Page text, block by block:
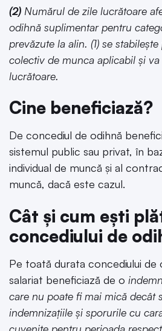
(2) Numărul de zile lucrătoare
odihnă suplimentar pentru
prevăzute la alin. (1) se
colectiv de munca aplicabil și
lucrătoare.
Cine beneficiază?
De concediul de odihnă
sistemul public sau privat, în
individual de muncă și al
muncă, dacă este cazul.
Cât și cum ești
concediului de
Pe toată durata concediului de
salariat beneficiază de o
care nu poate fi mai mică decât
indemnizaţiile şi sporurile cu
cuvenite pentru perioada